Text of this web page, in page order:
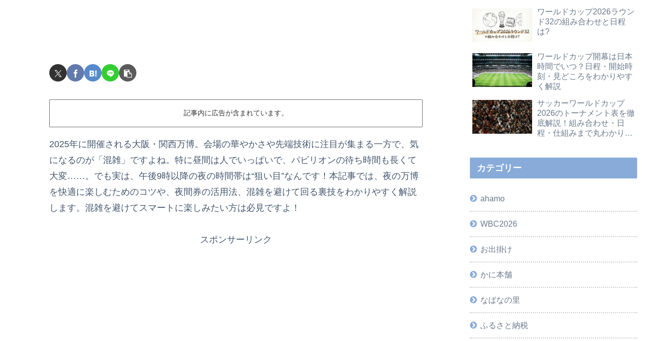
記事内に広告が含まれています。
2025年に開催される大阪・関西万博。会場の華やかさや先端技術に注目が集まる一方で、気
になるのが「混雑」ですよね。特に昼間は人でいっぱいで、パビリオンの待ち時間も長くて
大変……。でも実は、午後9時以降の夜の時間帯は“狙い目”なんです！本記事では、夜の万博
を快適に楽しむためのコツや、夜間券の活用法、混雑を避けて回る裏技をわかりやすく解説
します。混雑を避けてスマートに楽しみたい方は必見ですよ！
スポンサーリンク
ワールドカップ2026ラウン
ド32の組み合わせと日程
は?
ワールドカップ開幕は日本
時間でいつ？日程・開始時
刻・見どころをわかりやす
く解説
サッカーワールドカップ
2026のトーナメント表を徹
底解説！組み合わせ・日
程・仕組みまで丸わかりガ
カテゴリー
ahamo
WBC2026
お出掛け
かに本舗
なばなの里
ふるさと納税